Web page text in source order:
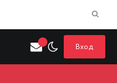
Вход